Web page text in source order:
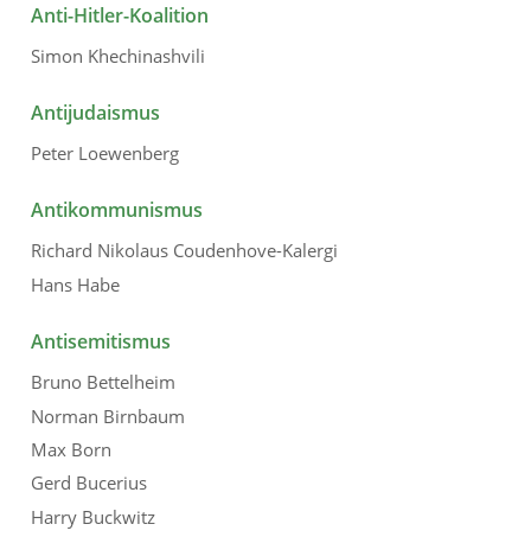
Anti-Hitler-Koalition
Simon Khechinashvili
Antijudaismus
Peter Loewenberg
Antikommunismus
Richard Nikolaus Coudenhove-Kalergi
Hans Habe
Antisemitismus
Bruno Bettelheim
Norman Birnbaum
Max Born
Gerd Bucerius
Harry Buckwitz